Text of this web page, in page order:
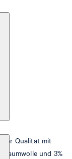
Qualität mit
Baumwolle und 3%